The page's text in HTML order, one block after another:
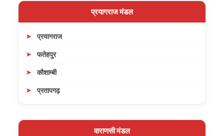
प्रयागराज मंडल
प्रयागराज
फतेहपुर
कौशाम्बी
प्रतापगढ़
वाराणसी मंडल